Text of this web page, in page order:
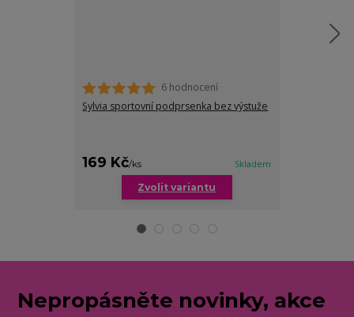
6 hodnocení
Sylvia sportovní podprsenka bez výstuže
169 Kč/ks Skladem
Zvolit variantu
Nepropásněte novinky, akce